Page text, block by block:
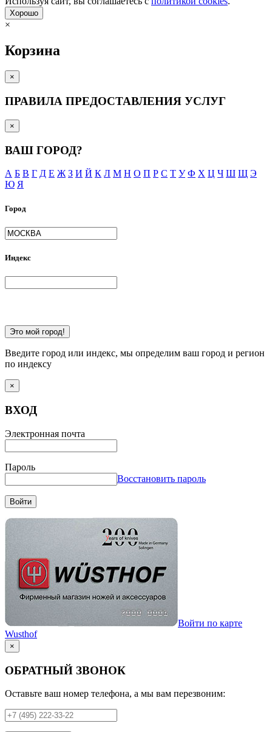
Хорошо
×
Корзина
×
ПРАВИЛА ПРЕДОСТАВЛЕНИЯ УСЛУГ
×
ВАШ ГОРОД?
А Б В Г Д Е Ж З И Й К Л М Н О П Р С Т У Ф Х Ц Ч Ш Щ Э
Ю Я
Город
Индекс
Это мой город!
Введите город или индекс, мы определим ваш город и регион
по индексу
×
ВХОД
Электронная почта
Пароль
Восстановить пароль
Войти
Войти по карте
Wusthof
×
ОБРАТНЫЙ ЗВОНОК
Оставьте ваш номер телефона, а мы вам перезвоним: